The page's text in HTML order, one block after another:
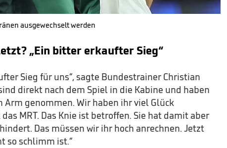
ausgewechselt werden
„Ein bitter erkaufter Sieg“
Sieg für uns“, sagte Bundestrainer Christian
direkt nach dem Spiel in die Kabine und haben
Arm genommen. Wir haben ihr viel Glück
MRT. Das Knie ist betroffen. Sie hat damit aber
Das müssen wir ihr hoch anrechnen. Jetzt
so schlimm ist.“